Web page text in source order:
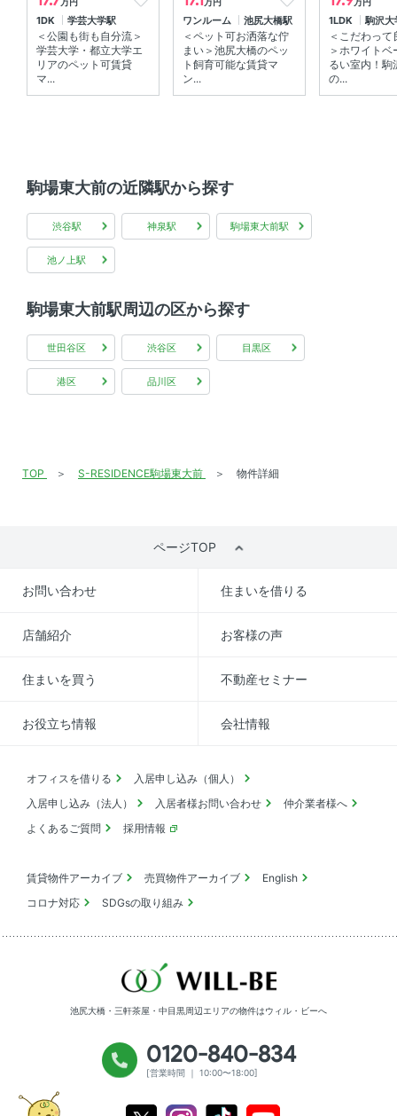
1DK 学芸大学駅
＜公園も街も自分流＞
学芸大学・都立大学エ
リアのペット可賃貸
マ...
ワンルーム 池尻大橋駅
＜ペット可お洒落な佇
まい＞池尻大橋のペッ
ト飼育可能な賃貸マ
ン...
1LDK 駒沢大
＜こだわって
＞ホワイトベ
るい室内！駒
の...
駒場東大前の近隣駅から探す
渋谷駅 神泉駅 駒場東大前駅
池ノ上駅
駒場東大前駅周辺の区から探す
世田谷区 渋谷区 目黒区
港区 品川区
TOP S-RESIDENCE駒場東大前 物件詳細
ページTOP
お問い合わせ 住まいを借りる
店舗紹介 お客様の声
住まいを買う 不動産セミナー
お役立ち情報 会社情報
オフィスを借りる
入居申し込み（個人）
入居申し込み（法人）
入居者様お問い合わせ
仲介業者様へ
よくあるご質問
採用情報
賃貸物件アーカイブ 売買物件アーカイブ
English
コロナ対応
SDGsの取り組み
池尻大橋・三軒茶屋・中目黒周辺エリアの物件はウィル・ビーへ
0120-840-834
[営業時間 ｜ 10:00〜18:00]
Instagram Tiktok